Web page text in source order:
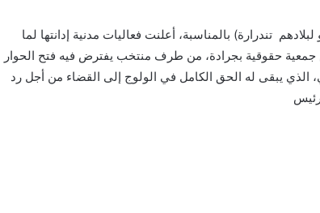
تندرارة) بالمناسبة، أعلنت فعاليات مدنية إدانتها لما
جمعية حقوقية بجرادة، من طرف منتخب يفترض فيه فتح الحوار
الذي يبقى له الحق الكامل في الولوج إلى القضاء من أجل رد